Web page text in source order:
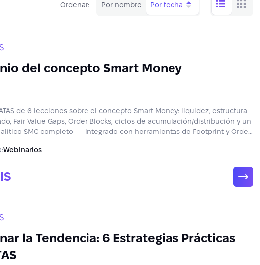
Ordenar: Por nombre Por fecha
del concepto Smart Money
de 6 lecciones sobre el concepto Smart Money: liquidez, estructura
Fair Value Gaps, Order Blocks, ciclos de acumulación/distribución y un
SMC completo — integrado con herramientas de Footprint y Order
Webinarios
la Tendencia: 6 Estrategias Prácticas